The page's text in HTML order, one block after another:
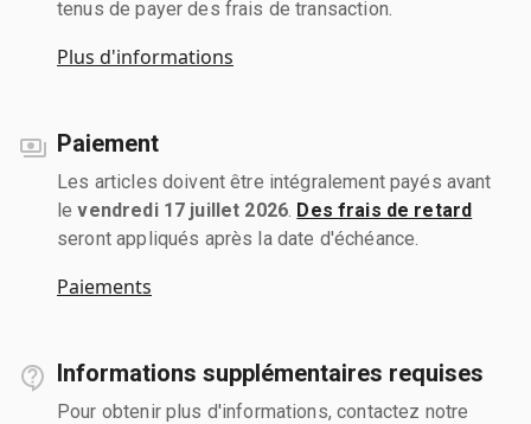
tenus de payer des frais de transaction.
Plus d'informations
Paiement
Les articles doivent être intégralement payés avant
levendredi 17 juillet 2026 Des frais de retard
seront appliqués après la date d'échéance.
Paiements
Informations supplémentaires requises
Pour obtenir plus d'informations, contactez notre